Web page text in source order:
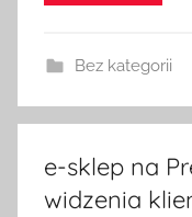
Bez kategorii
e-sklep na
widzenia